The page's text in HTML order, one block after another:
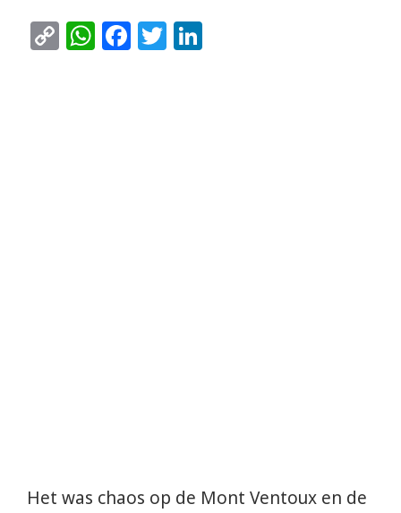
CopyWhatsApp
Facebook
Twitter
Het was chaos op de Mont Ventoux en de